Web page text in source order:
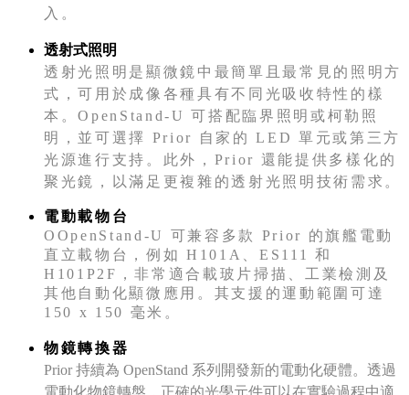
入。
透射式照明
透射光照明是顯微鏡中最簡單且最常見的照明方
式，可用於成像各種具有不同光吸收特性的樣
本。OpenStand-U 可搭配臨界照明或柯勒照
明，並可選擇 Prior 自家的 LED 單元或第三方
光源進行支持。此外，Prior 還能提供多樣化的
聚光鏡，以滿足更複雜的透射光照明技術需求。
電動載物台
OOpenStand-U 可兼容多款 Prior 的旗艦電動
直立載物台，例如 H101A、ES111 和
H101P2F，非常適合載玻片掃描、工業檢測及
其他自動化顯微應用。其支援的運動範圍可達
150 x 150 毫米。
物鏡轉換器
Prior 持續為 OpenStand 系列開發新的電動化硬體。透過
電動化物鏡轉盤，正確的光學元件可以在實驗過程中適